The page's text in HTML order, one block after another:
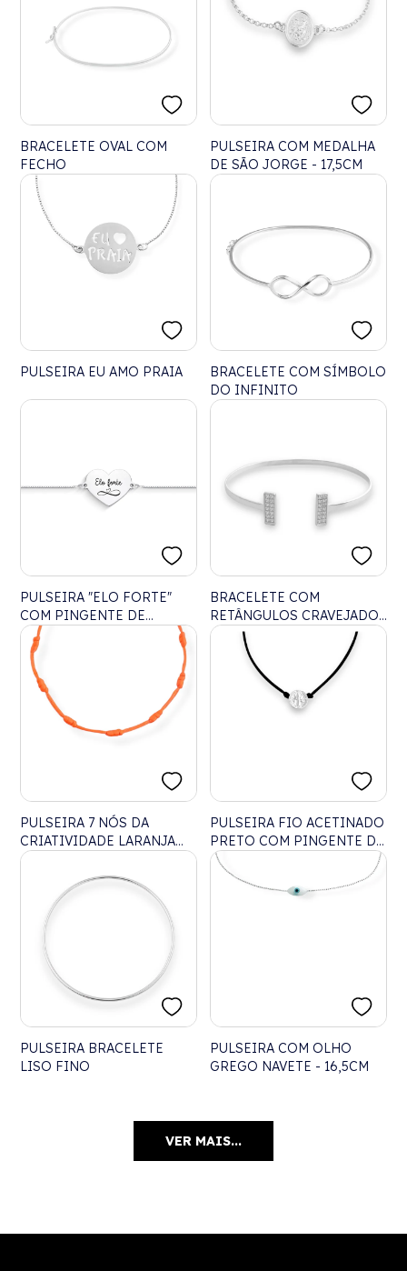
BRACELETE OVAL COM
FECHO
PULSEIRA COM MEDALHA
DE SÃO JORGE - 17,5CM
PULSEIRA EU AMO PRAIA
BRACELETE COM SÍMBOLO
DO INFINITO
PULSEIRA "ELO FORTE"
COM PINGENTE DE
CORAÇÃO - 16CM
BRACELETE COM
RETÂNGULOS CRAVEJADOS
DE ZIRCÔNIAS
PULSEIRA 7 NÓS DA
CRIATIVIDADE LARANJA
AJUSTÁVEL - 24CM
PULSEIRA FIO ACETINADO
PRETO COM PINGENTE DE
SÃO BENTO AJUSTÁVEL -
26CM
PULSEIRA BRACELETE
LISO FINO
PULSEIRA COM OLHO
GREGO NAVETE - 16,5CM
VER MAIS...